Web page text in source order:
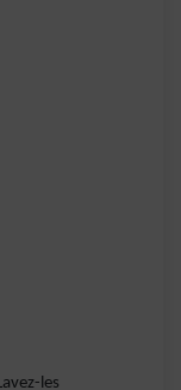
les